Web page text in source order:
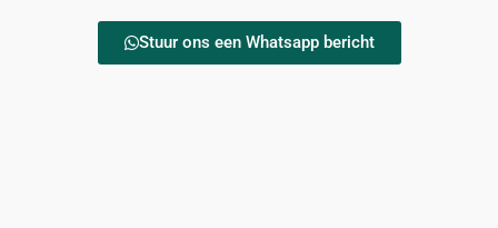
Stuur ons een Whatsapp bericht